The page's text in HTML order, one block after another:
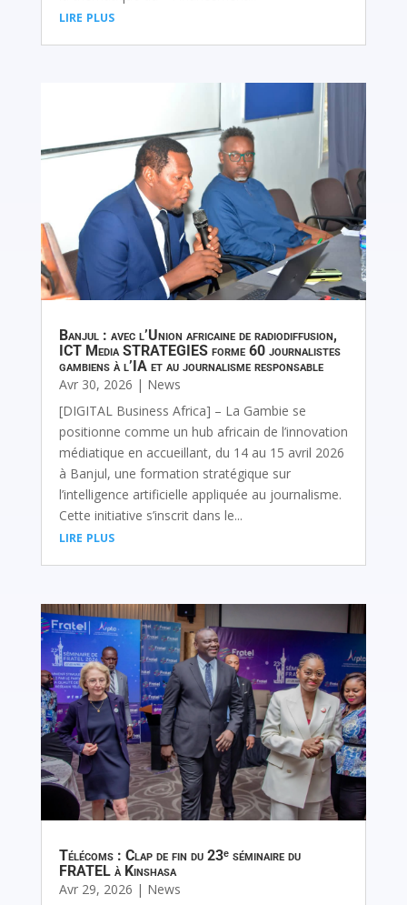
lire plus
Banjul : avec l’Union africaine de radiodiffusion,
ICT Media STRATEGIES forme 60 journalistes
gambiens à l’IA et au journalisme responsable
Avr 30, 2026 | News
[DIGITAL Business Africa] – La Gambie se
positionne comme un hub africain de l’innovation
médiatique en accueillant, du 14 au 15 avril 2026
à Banjul, une formation stratégique sur
l’intelligence artificielle appliquée au journalisme.
Cette initiative s’inscrit dans le...
lire plus
Télécoms : Clap de fin du 23ᵉ séminaire du
FRATEL à Kinshasa
Avr 29, 2026 | News